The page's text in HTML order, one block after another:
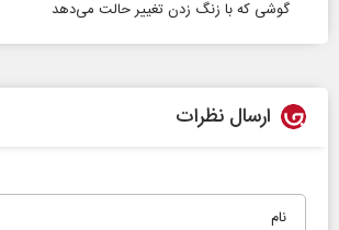
گوشی که با زنگ زدن تغییر حالت می‌دهد
ارسال نظرات